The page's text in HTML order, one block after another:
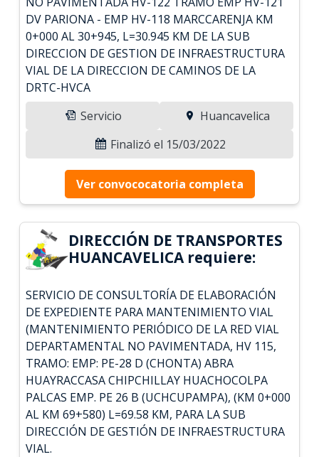
DV PARIONA - EMP HV-118 MARCCARENJA KM
0+000 AL 30+945, L=30.945 KM DE LA SUB
DIRECCION DE GESTION DE INFRAESTRUCTURA
VIAL DE LA DIRECCION DE CAMINOS DE LA
DRTC-HVCA
Servicio
Huancavelica
Finalizó el 15/03/2022
Ver convococatoria completa
DIRECCIÓN DE TRANSPORTES
HUANCAVELICA requiere:
SERVICIO DE CONSULTORÍA DE ELABORACIÓN
DE EXPEDIENTE PARA MANTENIMIENTO VIAL
(MANTENIMIENTO PERIÓDICO DE LA RED VIAL
DEPARTAMENTAL NO PAVIMENTADA, HV 115,
TRAMO: EMP: PE-28 D (CHONTA) ABRA
HUAYRACCASA CHIPCHILLAY HUACHOCOLPA
PALCAS EMP. PE 26 B (UCHCUPAMPA), (KM 0+000
AL KM 69+580) L=69.58 KM, PARA LA SUB
DIRECCIÓN DE GESTIÓN DE INFRAESTRUCTURA
VIAL.